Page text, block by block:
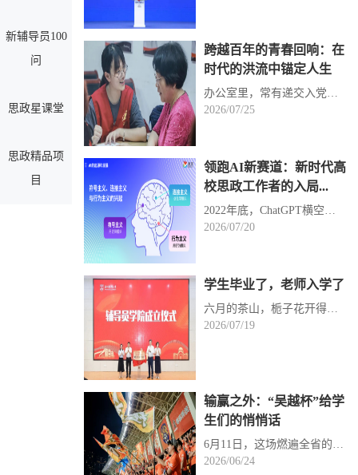
新辅导员100
问
思政星课堂
思政精品项
目
跨越百年的青春回响：在
时代的洪流中锚定人生
办公室里，常有递交入党申请书的同学来找我谈心。有人发问：“老师，我总觉得‘信仰’这个词很大，大到...
2026/07/25
领跑AI新赛道：新时代高
校思政工作者的入局...
2022年底，ChatGPT横空出世，引发全球瞩目。人们猛然发现，计算机已不再是冷冰冰的计算工具——它能像人...
2026/07/20
学生毕业了，老师入学了
2026/07/19
输赢之外：“吴越杯”给学
生们的悄悄话
6月11日，这场燃遍全省的赛事在杭州黄龙体育中心圆满收官。而早在小组赛阶段，我就带着学生志愿者赶赴奉...
2026/06/24